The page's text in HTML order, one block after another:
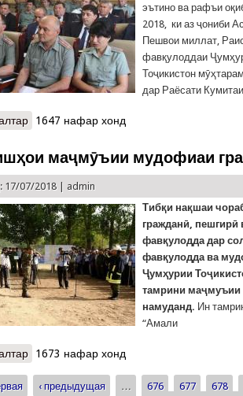
эътино ва рафъи
2018, ки аз ҷониби
Пешвои миллат,
фавқулоддаи
Тоҷикистон
дар Раёсати
о Машварати корӣ дар вилояти Суғд
1647 нафар хонд
маҷмӯъии мудофиаи
17/07/2018 | admin
Тибқи нақшаи
гражданӣ, пешгирӣ
фавқулодда дар
фавқулодда ва
Ҷумҳурии
тамрини маҷмуъии
намуданд. Ин
“Амали
о Омӯзишҳои маҷмӯъии мудофиаи
1673 нафар хонд
‹ предыдущая … 676 677 678